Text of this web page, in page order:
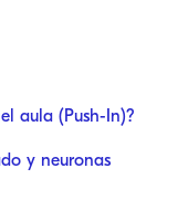
aula (Push-In)?
y neuronas